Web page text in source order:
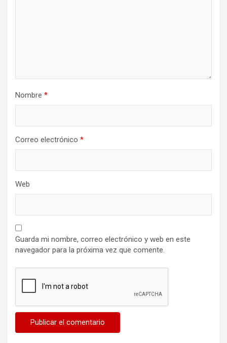
Nombre *
Correo electrónico *
Web
Guarda mi nombre, correo electrónico y web en este
navegador para la próxima vez que comente.